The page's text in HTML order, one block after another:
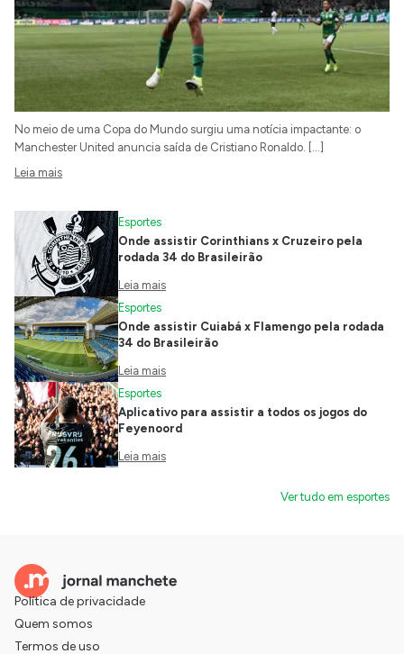
No meio de uma Copa do Mundo surgiu uma notícia impactante: o
Manchester United anuncia saída de Cristiano Ronaldo. […]
Leia mais
Esportes
Onde assistir Corinthians x Cruzeiro pela
rodada 34 do Brasileirão
Leia mais
Esportes
Onde assistir Cuiabá x Flamengo pela rodada
34 do Brasileirão
Leia mais
Esportes
Aplicativo para assistir a todos os jogos do
Feyenoord
Leia mais
Ver tudo em esportes
Política de privacidade
Quem somos
Termos de uso